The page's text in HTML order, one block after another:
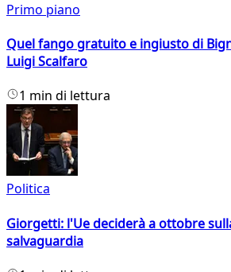
Primo piano
Quel fango gratuito e ingiusto di
Luigi Scalfaro
1 min di lettura
Politica
Giorgetti: l'Ue deciderà a ottobre
salvaguardia